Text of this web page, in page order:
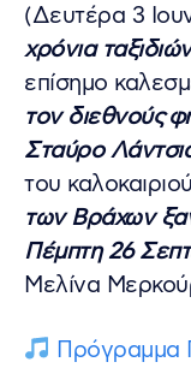
(Δευτέρα 3
χρόνια
επίσημο
τον διεθνούς
Σταύρο
του
των Βράχων
Πέμπτη 26
Μελίνα
Πρόγραμμα